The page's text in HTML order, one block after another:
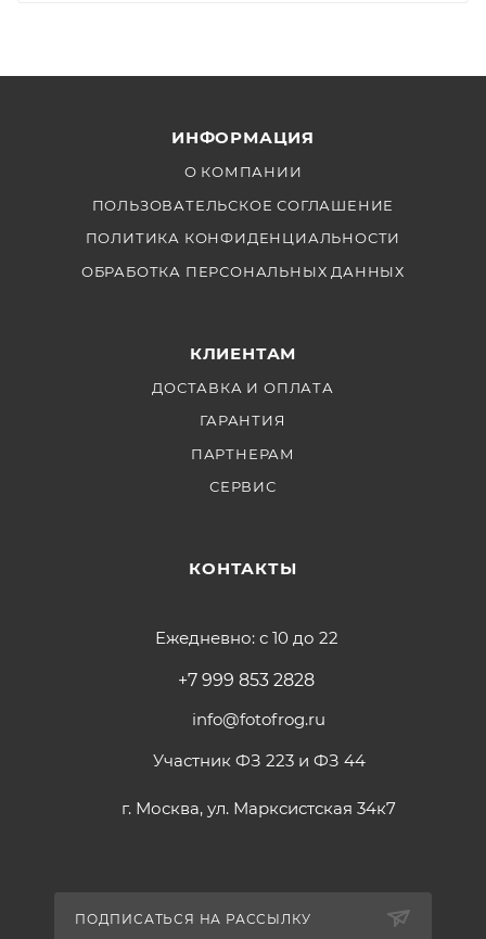
ИНФОРМАЦИЯ
О КОМПАНИИ
ПОЛЬЗОВАТЕЛЬСКОЕ СОГЛАШЕНИЕ
ПОЛИТИКА КОНФИДЕНЦИАЛЬНОСТИ
ОБРАБОТКА ПЕРСОНАЛЬНЫХ ДАННЫХ
КЛИЕНТАМ
ДОСТАВКА И ОПЛАТА
ГАРАНТИЯ
ПАРТНЕРАМ
СЕРВИС
КОНТАКТЫ
Ежедневно: с 10 до 22
+7 999 853 2828
info@fotofrog.ru
Участник ФЗ 223 и ФЗ 44
г. Москва, ул. Марксистская 34к7
ПОДПИСАТЬСЯ НА РАССЫЛКУ